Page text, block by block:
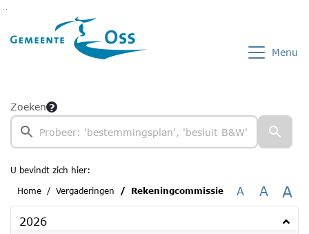
Ga naar de inhoud van deze pagina
Ga naar het zoeken
Ga naar het menu
Menu
Zoeken
U bevindt zich hier:
Home
Vergaderingen Rekeningcommissie A A A
2026